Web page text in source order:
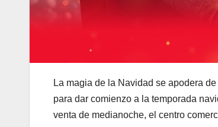
La magia de la Navidad se apodera
para dar comienzo a la temporada
venta de medianoche, el centro